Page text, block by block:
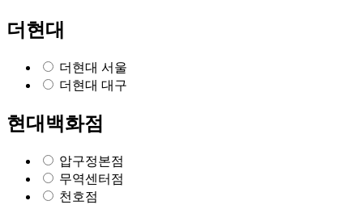
더현대
더현대 서울
더현대 대구
현대백화점
압구정본점
무역센터점
천호점